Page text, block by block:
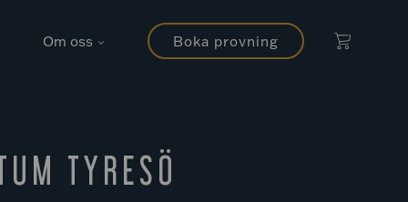
Om oss Boka provning
TYRESÖ